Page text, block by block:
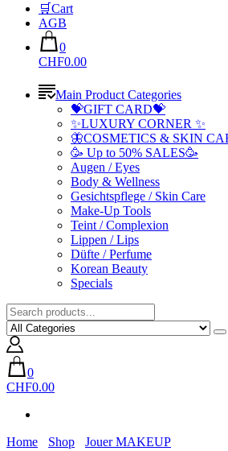
🛒Cart
AGB
0
CHF0.00
Main Product Categories
💝GIFT CARD💝
✨LUXURY CORNER ✨
🦋COSMETICS & SKIN
🥳 Up to 50% SALES🥳
Augen / Eyes
Body & Wellness
Gesichtspflege / Skin Care
Make-Up Tools
Teint / Complexion
Lippen / Lips
Düfte / Perfume
Korean Beauty
Specials
0
CHF0.00
Home Shop Jouer MAKEUP